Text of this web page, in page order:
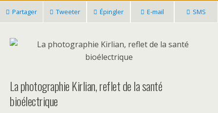
Partager Tweeter Épingler E-mail SMS
La photographie Kirlian, reflet de la santé
bioélectrique